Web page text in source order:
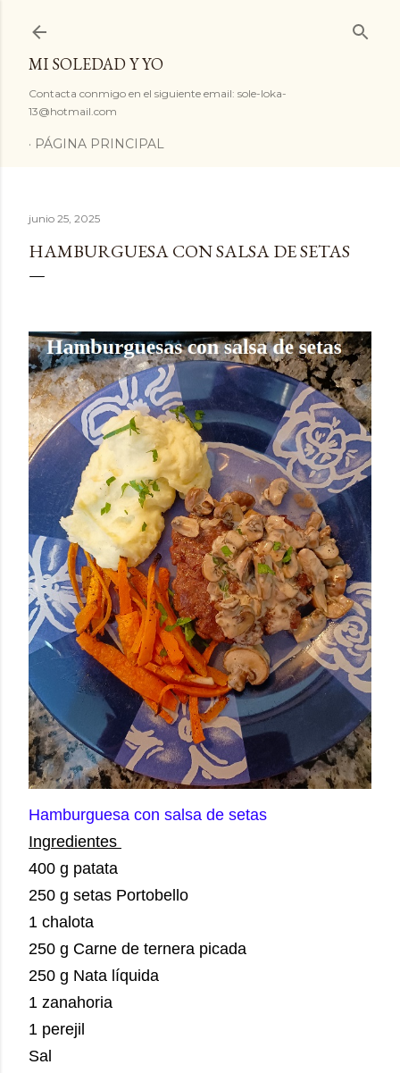
MI SOLEDAD Y YO
Contacta conmigo en el siguiente email: sole-loka-
13@hotmail.com
PÁGINA PRINCIPAL
junio 25, 2025
HAMBURGUESA CON SALSA DE SETAS
Hamburguesa con salsa de setas
Ingredientes
400 g patata
250 g setas Portobello
1 chalota
250 g Carne de ternera picada
250 g Nata líquida
1 zanahoria
1 perejil
Sal